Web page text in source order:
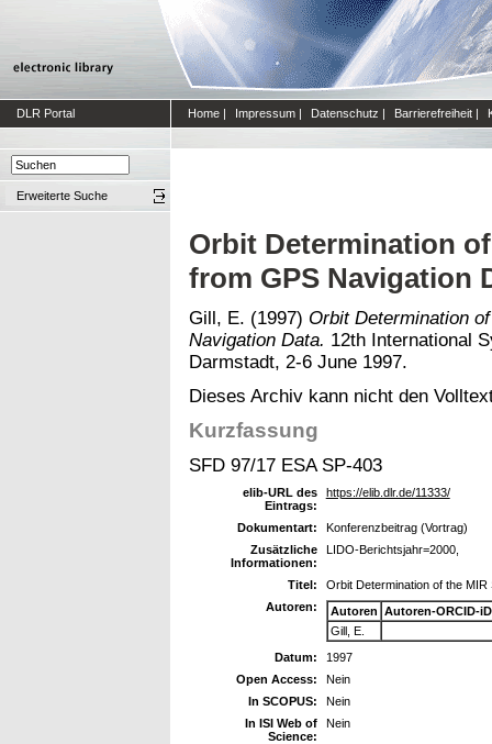
DLR Portal Home | Impressum | Datenschutz | Barrierefreiheit |
Erweiterte Suche
Orbit Determination
from GPS Navigation
Gill, E. (1997) Orbit Determination
Navigation Data. 12th International
Darmstadt, 2-6 June 1997.
Dieses Archiv kann nicht den
Kurzfassung
SFD 97/17 ESA SP-403
elib-URL des
Eintrags:
https://elib.dlr.de/11333/
Dokumentart:
Konferenzbeitrag (Vortrag)
Zusätzliche
Informationen:
LIDO-Berichtsjahr=2000,
Titel:
Orbit Determination of the
Autoren:
Autoren Autoren-ORCID-iD
Gill, E.
Datum:
1997
Open Access:
Nein
In SCOPUS:
Nein
In ISI Web of
Science:
Nein